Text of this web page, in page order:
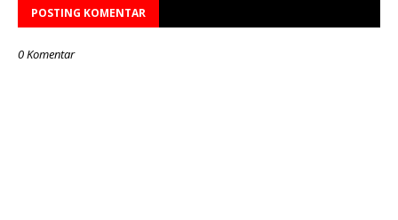
POSTING KOMENTAR
0 Komentar